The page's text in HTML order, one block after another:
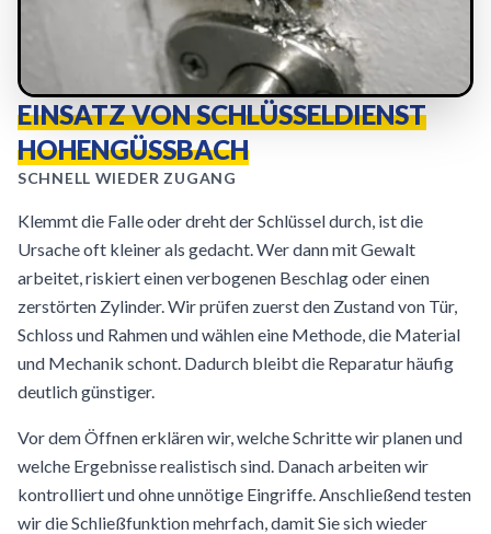
EINSATZ VON SCHLÜSSELDIENST
HOHENGÜSSBACH
SCHNELL WIEDER ZUGANG
Klemmt die Falle oder dreht der Schlüssel durch, ist die
Ursache oft kleiner als gedacht. Wer dann mit Gewalt
arbeitet, riskiert einen verbogenen Beschlag oder einen
zerstörten Zylinder. Wir prüfen zuerst den Zustand von Tür,
Schloss und Rahmen und wählen eine Methode, die Material
und Mechanik schont. Dadurch bleibt die Reparatur häufig
deutlich günstiger.
Vor dem Öffnen erklären wir, welche Schritte wir planen und
welche Ergebnisse realistisch sind. Danach arbeiten wir
kontrolliert und ohne unnötige Eingriffe. Anschließend testen
wir die Schließfunktion mehrfach, damit Sie sich wieder